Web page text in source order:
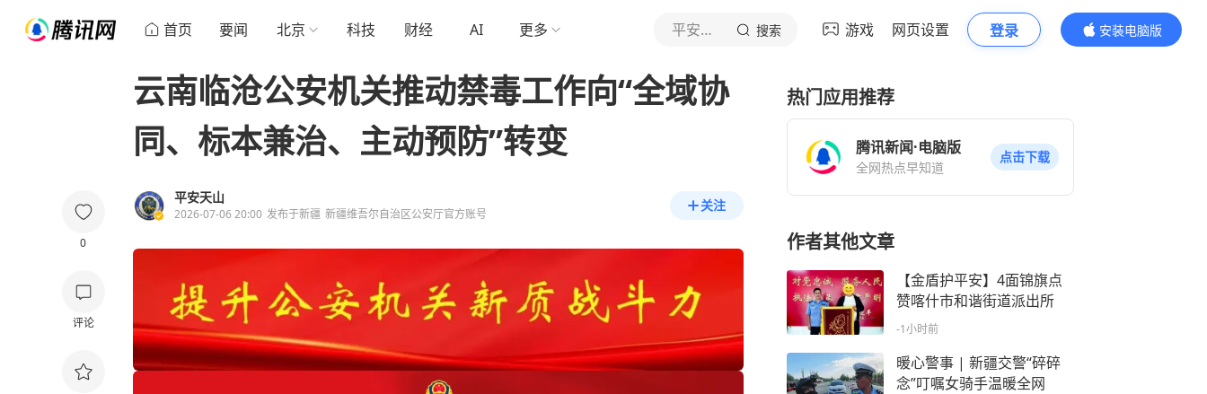
首页 要闻 北京 科技 财经 AI 更多 平安天山 搜索 游戏 网页设置 登录
安装电脑版
内容更精彩
0
评论
云南临沧公安机关推动禁毒工作向“全域协
同、标本兼治、主动预防”转变
平安天山
2026-07-06 20:00 发布于新疆 新疆维吾尔自治区公安厅官方账号
关注
热门应用推荐
腾讯新闻·电脑版
全网热点早知道
点击下载
作者其他文章
【金盾护平安】4面锦旗点
赞喀什市和谐街道派出所
-1小时前
暖心警事 | 新疆交警“碎碎
念”叮嘱女骑手温暖全网